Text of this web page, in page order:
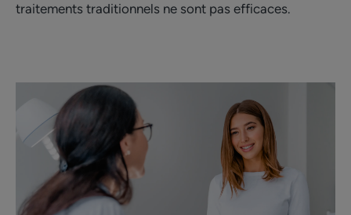
traitements traditionnels ne sont pas efficaces.